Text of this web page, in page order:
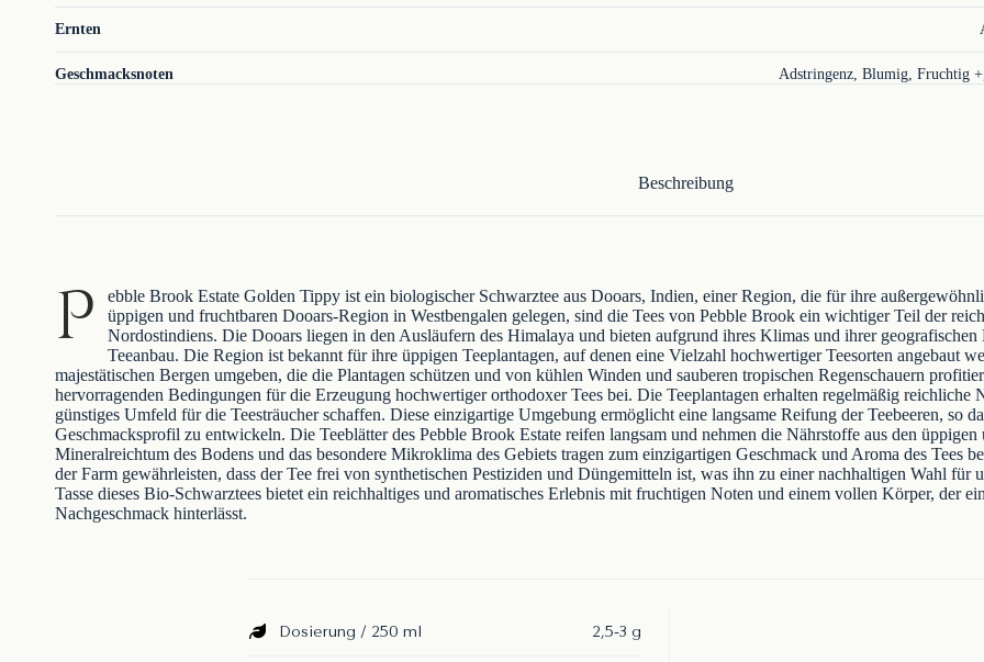
Ernten
Geschmacksnoten Adstringenz, Blumig, Fruchtig
Beschreibung
P
ebble Brook Estate Golden Tippy ist ein biologischer Schwarztee aus Dooars, Indien, einer Region, die für ihre
üppigen und fruchtbaren Dooars-Region in Westbengalen gelegen, sind die Tees von Pebble Brook ein wichtiger Teil der
Nordostindiens. Die Dooars liegen in den Ausläufern des Himalaya und bieten aufgrund ihres Klimas und ihrer
Teeanbau. Die Region ist bekannt für ihre üppigen Teeplantagen, auf denen eine Vielzahl hochwertiger Teesorten angebaut
majestätischen Bergen umgeben, die die Plantagen schützen und von kühlen Winden und sauberen tropischen Regenschauern
hervorragenden Bedingungen für die Erzeugung hochwertiger orthodoxer Tees bei. Die Teeplantagen erhalten regelmäßig reichliche
günstiges Umfeld für die Teesträucher schaffen. Diese einzigartige Umgebung ermöglicht eine langsame Reifung der Teebeeren, so
Geschmacksprofil zu entwickeln. Die Teeblätter des Pebble Brook Estate reifen langsam und nehmen die Nährstoffe aus den
Mineralreichtum des Bodens und das besondere Mikroklima des Gebiets tragen zum einzigartigen Geschmack und Aroma des Tees
der Farm gewährleisten, dass der Tee frei von synthetischen Pestiziden und Düngemitteln ist, was ihn zu einer nachhaltigen Wahl für
Tasse dieses Bio-Schwarztees bietet ein reichhaltiges und aromatisches Erlebnis mit fruchtigen Noten und einem vollen Körper, der
Nachgeschmack hinterlässt.
Dosierung / 250 ml 2,5-3 g